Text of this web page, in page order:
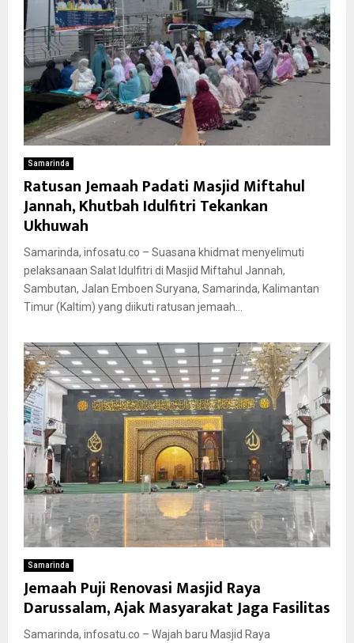
Samarinda
Ratusan Jemaah Padati Masjid Miftahul
Jannah, Khutbah Idulfitri Tekankan
Ukhuwah
Samarinda, infosatu.co – Suasana khidmat menyelimuti
pelaksanaan Salat Idulfitri di Masjid Miftahul Jannah,
Sambutan, Jalan Emboen Suryana, Samarinda, Kalimantan
Timur (Kaltim) yang diikuti ratusan jemaah...
Samarinda
Jemaah Puji Renovasi Masjid Raya
Darussalam, Ajak Masyarakat Jaga Fasilitas
Samarinda, infosatu.co – Wajah baru Masjid Raya